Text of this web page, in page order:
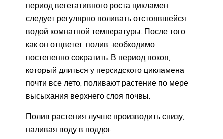
период вегетативного роста цикламен
следует регулярно поливать отстоявшейся
водой комнатной температуры. После того
как он отцветет, полив необходимо
постепенно сократить. В период покоя,
который длиться у персидского цикламена
почти все лето, поливают растение по мере
высыхания верхнего слоя почвы.
Полив растения лучше производить снизу,
наливая воду в поддон